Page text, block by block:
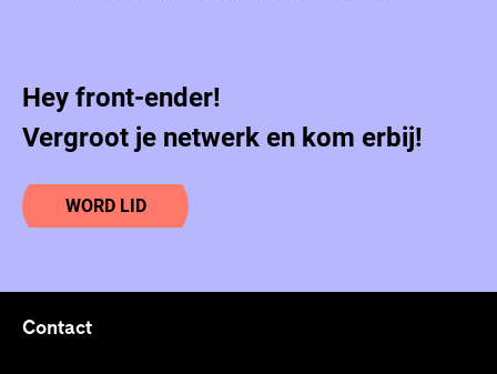
Hey front-ender!
Vergroot je netwerk en kom erbij!
WORD LID
Footer links
Contact